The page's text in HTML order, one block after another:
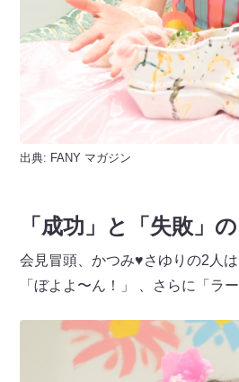
出典: FANY マガジン
「成功」と「失敗」
会見冒頭、かつみ♥さゆりの2人
「ぼよよ〜ん！」 、さらに「ラ